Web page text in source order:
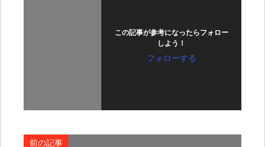
この記事が参考になったらフォロー
しよう！
フォローする
前の記事